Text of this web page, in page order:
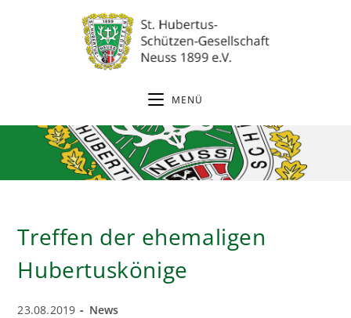
MENÜ
Treffen der ehemaligen
Hubertuskönige
Beitrag
23.08.2019
Beitrags-
News